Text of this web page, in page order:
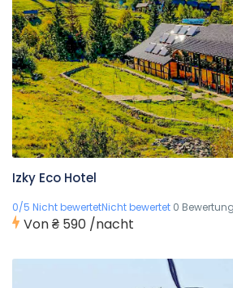
Izky Eco Hotel
0/5 Nicht bewertetNicht bewertet 0
Von₴ 590 /nacht